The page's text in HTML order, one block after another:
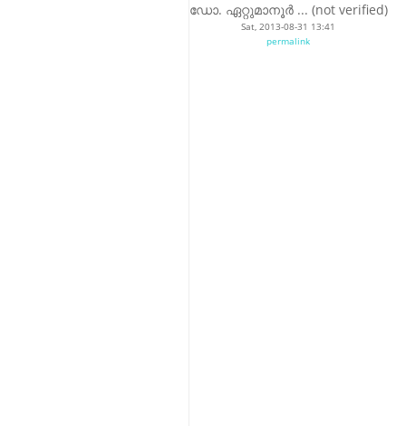
ഡോ. ഏറ്റുമാനൂർ ... (not verified)
Sat, 2013-08-31 13:41
permalink